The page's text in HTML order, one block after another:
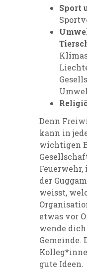
Sport
Denn
kann in
wichtigen
der
weisst,
etwas vor
wende
Gemeinde.
gute Ideen.